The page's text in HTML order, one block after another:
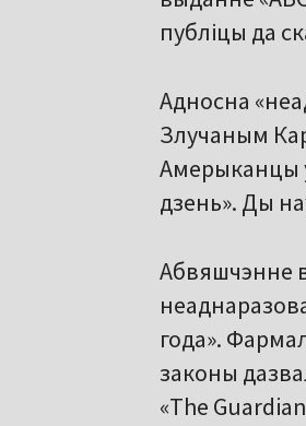
публіцы да
Адносна
Злучаным
Амерыканцы
дзень». Ды
Абвяшчэнне
года».
законы
«The